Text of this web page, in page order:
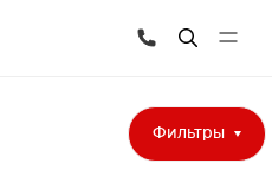
Фильтры